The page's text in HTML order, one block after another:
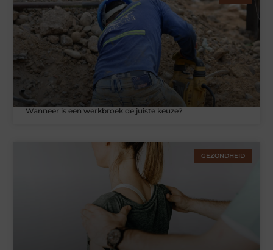
Wanneer is een werkbroek de juiste keuze?
GEZONDHEID